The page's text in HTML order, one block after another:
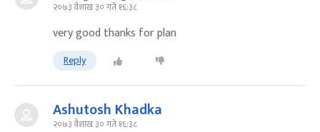
२०७३ वैशाख ३० गते १६:३८
very good thanks for plan
Reply
Ashutosh Khadka
२०७३ वैशाख ३० गते १६:३८